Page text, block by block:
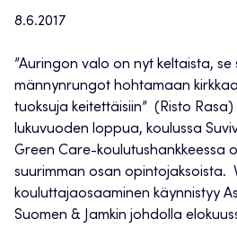
8.6.2017
”Auringon valo on nyt keltaista,
männynrungot hohtamaan
tuoksuja keitettäisiin” (Risto
lukuvuoden loppua, koulussa
Green Care-koulutushankkeessa
suurimman osan opintojaksoista.
kouluttajaosaaminen käynnistyy
Suomen & Jamkin johdolla